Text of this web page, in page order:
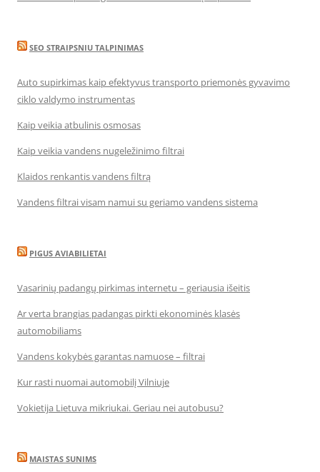
SEO STRAIPSNIU TALPINIMAS
Auto supirkimas kaip efektyvus transporto priemonės gyvavimo
ciklo valdymo instrumentas
Kaip veikia atbulinis osmosas
Kaip veikia vandens nugeležinimo filtrai
Klaidos renkantis vandens filtrą
Vandens filtrai visam namui su geriamo vandens sistema
PIGUS AVIABILIETAI
Vasarinių padangų pirkimas internetu – geriausia išeitis
Ar verta brangias padangas pirkti ekonominės klasės
automobiliams
Vandens kokybės garantas namuose – filtrai
Kur rasti nuomai automobilį Vilniuje
Vokietija Lietuva mikriukai. Geriau nei autobusu?
MAISTAS SUNIMS